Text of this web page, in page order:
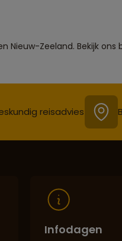
Nieuw-Zeeland. Bekijk ons
reisadvies
Infodagen